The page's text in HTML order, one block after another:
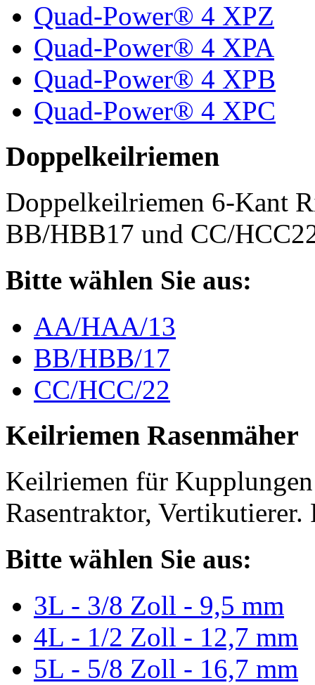
Quad-Power® 4 XPZ
Quad-Power® 4 XPA
Quad-Power® 4 XPB
Quad-Power® 4 XPC
Doppelkeilriemen
Doppelkeilriemen 6-Kant
BB/HBB17 und CC/
Bitte wählen Sie aus:
AA/HAA/13
BB/HBB/17
CC/HCC/22
Keilriemen Rasenmäher
Keilriemen für Kupplungen
Rasentraktor,
Bitte wählen Sie aus:
3L - 3/8 Zoll - 9,5 mm
4L - 1/2 Zoll - 12,7 mm
5L - 5/8 Zoll - 16,7 mm